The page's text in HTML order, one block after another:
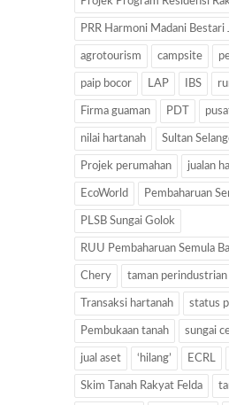
PRR Harmoni Madani Bestari
agrotourism campsite
paip bocor LAP IBS
Firma guaman PDT
nilai hartanah Sultan
Projek perumahan jualan
EcoWorld Pembaharuan
PLSB Sungai Golok
RUU Pembaharuan Semula
Chery taman perindustrian
Transaksi hartanah status
Pembukaan tanah sungai
jual aset ‘hilang’ ECRL
Skim Tanah Rakyat Felda